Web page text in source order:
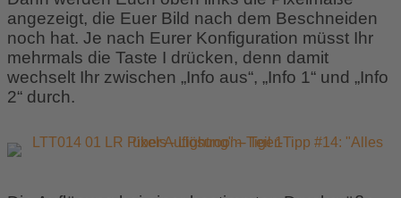
angezeigt, die Euer Bild nach dem Beschneiden
noch hat. Je nach Eurer Konfiguration müsst Ihr
mehrmals die Taste I drücken, denn damit
wechselt Ihr zwischen „Info aus“, „Info 1“ und „Info
2“ durch.